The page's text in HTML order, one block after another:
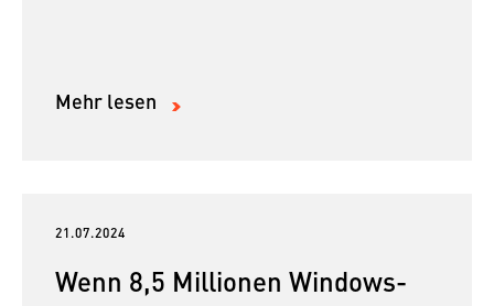
Mehr lesen
21.07.2024
Wenn 8,5 Millionen Windows-